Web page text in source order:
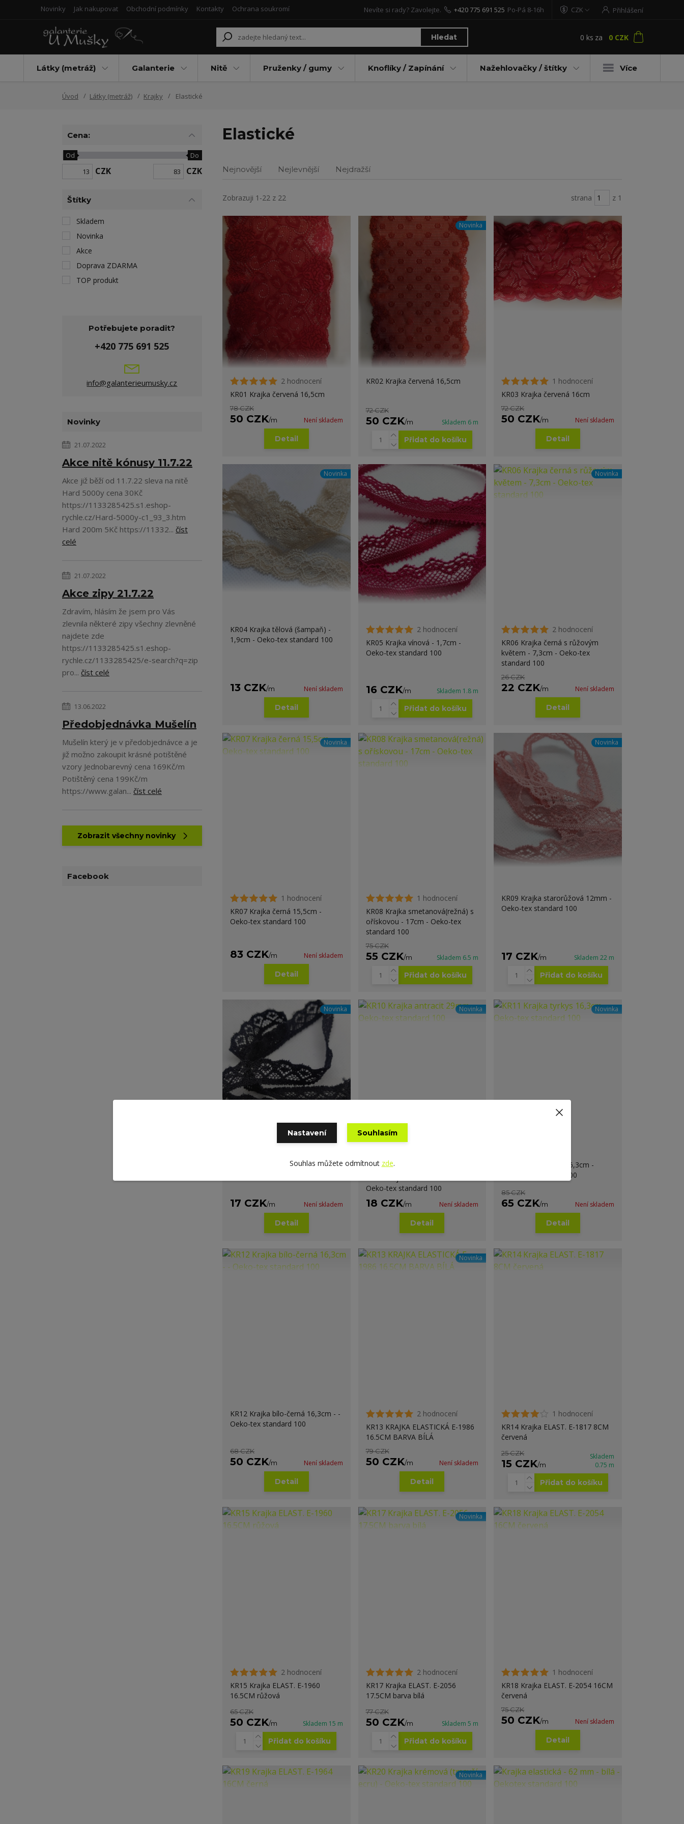
Novinky Jak nakupovat Obchodní podmínky Kontakty Ochrana soukromí CZK Přihlášení
Hledat
Nevíte si rady? Zavolejte. +420 775 691 525 Po-Pá 8-16h
0 ks za 0 CZK
Látky (metráž) Galanterie Nitě Pruženky / gumy Knoflíky / Zapínání Nažehlovačky / štítky Více
Úvod Látky (metráž) Krajky Elastické
Elastické
Nejnovější Nejlevnější Nejdražší
Zobrazuji 1-22 z 22 strana z 1
2 hodnocení
KR01 Krajka červená 16,5cm
78 CZK
50 CZK/m Není skladem
Detail
Novinka
KR02 Krajka červená 16,5cm
72 CZK
50 CZK/m Skladem 6 m
Přidat do košíku
1 hodnocení
KR03 Krajka červená 16cm
72 CZK
50 CZK/m Není skladem
Detail
Novinka
KR04 Krajka tělová (šampaň) -
1,9cm - Oeko-tex standard 100
13 CZK/m Není skladem
Detail
2 hodnocení
KR05 Krajka vínová - 1,7cm -
Oeko-tex standard 100
16 CZK/m Skladem 1.8 m
Přidat do košíku
Novinka
2 hodnocení
KR06 Krajka černá s růžovým
květem - 7,3cm - Oeko-tex
standard 100
26 CZK
22 CZK/m Není skladem
Detail
Novinka
1 hodnocení
KR07 Krajka černá 15,5cm -
Oeko-tex standard 100
83 CZK/m Není skladem
Detail
1 hodnocení
KR08 Krajka smetanová(režná) s
ořískovou - 17cm - Oeko-tex
standard 100
75 CZK
55 CZK/m Skladem 6.5 m
Přidat do košíku
Novinka
KR09 Krajka starorůžová 12mm -
Oeko-tex standard 100
17 CZK/m Skladem 22 m
Přidat do košíku
Novinka
KR09 Krajka tmavě šedá 12mm -
17 CZK/m Není skladem
Detail
Novinka
Oeko-tex standard 100
18 CZK/m Není skladem
Detail
Novinka
KR11 Krajka tyrkys 16,3cm -
Oeko-tex standard 100
85 CZK
65 CZK/m Není skladem
Detail
KR12 Krajka bílo-černá 16,3cm - -
Oeko-tex standard 100
68 CZK
50 CZK/m Není skladem
Detail
Novinka
2 hodnocení
KR13 KRAJKA ELASTICKÁ E-1986
16.5CM BARVA BÍLÁ
79 CZK
50 CZK/m Není skladem
Detail
1 hodnocení
KR14 Krajka ELAST. E-1817 8CM
červená
25 CZK
15 CZK/m
Skladem
0.75 m
Přidat do košíku
2 hodnocení
KR15 Krajka ELAST. E-1960
16.5CM růžová
65 CZK
50 CZK/m Skladem 15 m
Přidat do košíku
Novinka
2 hodnocení
KR17 Krajka ELAST. E-2056
17.5CM barva bílá
77 CZK
50 CZK/m Skladem 5 m
Přidat do košíku
1 hodnocení
KR18 Krajka ELAST. E-2054 16CM
červená
75 CZK
50 CZK/m Není skladem
Detail
Novinka
Cena:
CZK
Od Do
CZK
Štítky
Skladem
Novinka
Akce
Doprava ZDARMA
TOP produkt
Potřebujete poradit?
+420 775 691 525
info@galanterieumusky.cz
Novinky
21.07.2022
Akce nitě kónusy 11.7.22
Akce již běží od 11.7.22 sleva na nitě
Hard 5000y cena 30Kč
https://1133285425.s1.eshop-
rychle.cz/Hard-5000y-c1_93_3.htm
Hard 200m 5Kč https://11332... číst
celé
21.07.2022
Akce zipy 21.7.22
Zdravím, hlásím že jsem pro Vás
zlevnila některé zipy všechny zlevněné
najdete zde
https://1133285425.s1.eshop-
rychle.cz/1133285425/e-search?q=zip
pro... číst celé
13.06.2022
Předobjednávka Mušelín
Mušelín který je v předobjednávce a je
již možno zakoupit krásné potištěné
vzory Jednobarevný cena 169Kč/m
Potištěný cena 199Kč/m
https://www.galan... číst celé
Zobrazit všechny novinky
Facebook
Nastavení Souhlasím
Souhlas můžete odmítnout zde.